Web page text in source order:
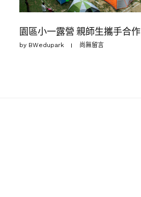
園區小一露營 親師生攜手合作
by BWedupark 尚無留言